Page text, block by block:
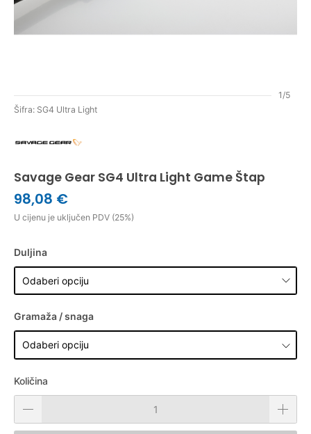
1/5
Šifra: SG4 Ultra Light
Savage Gear SG4 Ultra Light Game Štap
98,08 €
U cijenu je uključen PDV (25%)
Duljina
Gramaža / snaga
Količina